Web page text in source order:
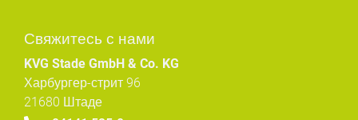
Свяжитесь с нами
KVG Stade GmbH & Co. KG
Харбургер-стрит 96
21680 Штаде